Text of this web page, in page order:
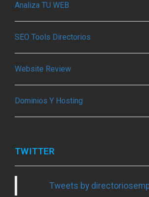
Analiza TU WEB
SEO Tools Directorios
Website Review
Dominios Y Hosting
TWITTER
Tweets by